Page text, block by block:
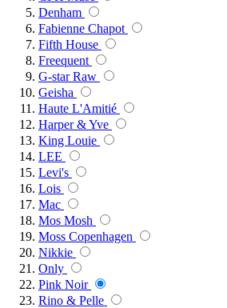
Denham
Fabienne Chapot
Fifth House
Freequent
G-star Raw
Geisha
Haute L'Amitié
Harper & Yve
King Louie
LEE
Levi's
Lois
Mac
Mos Mosh
Moss Copenhagen
Nikkie
Only
Pink Noir
Rino & Pelle